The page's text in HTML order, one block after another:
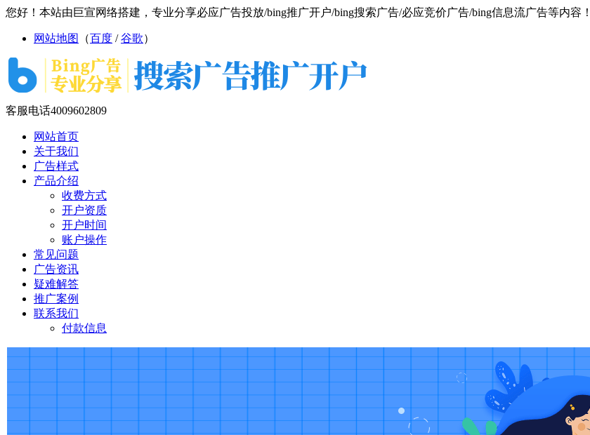
您好！本站由巨宣网络搭建，专业分享必应广告投放/bing推广开户/bing搜索广告/必应竞价广告/bing信息流广告等内容！
网站地图 （百度 /谷歌）
客服电话4009602809
网站首页
关于我们
广告样式
产品介绍
收费方式
开户资质
开户时间
账户操作
常见问题
广告资讯
疑难解答
推广案例
联系我们
付款信息